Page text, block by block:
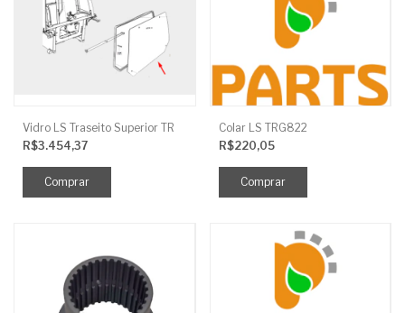
Vidro LS Traseito Superior TR
R$3.454,37
Colar LS TRG822
R$220,05